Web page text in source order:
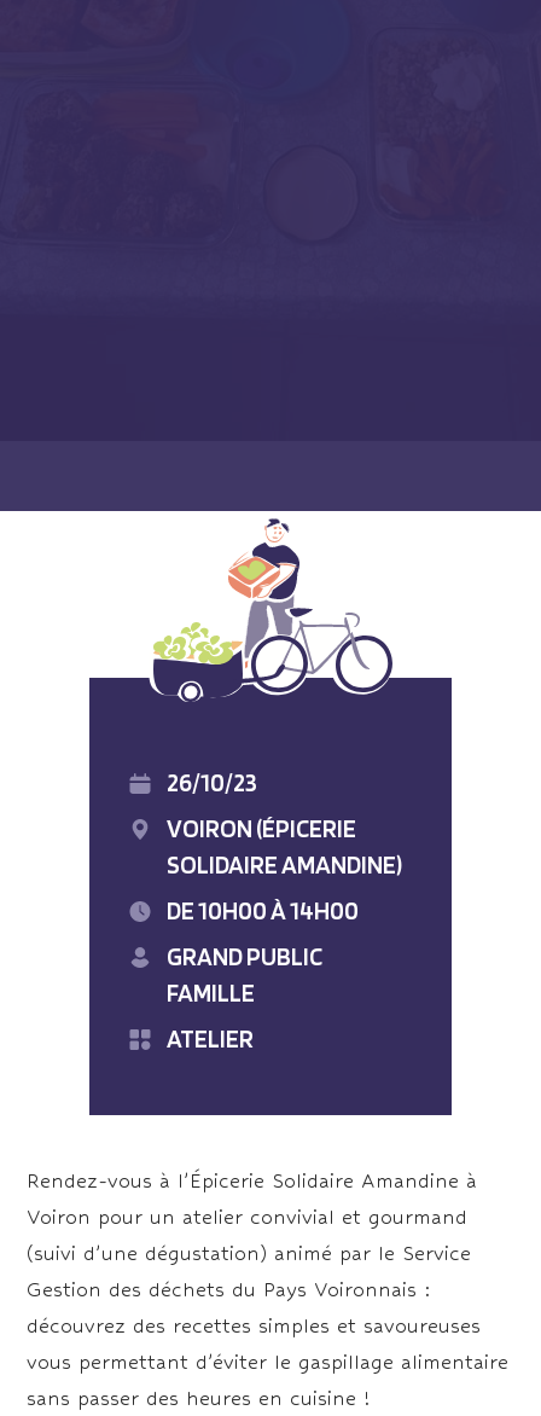
Rendez-vous à l’Épicerie Solidaire Amandine à
Voiron pour un atelier convivial et gourmand
(suivi d’une dégustation) animé par le Service
Gestion des déchets du Pays Voironnais :
découvrez des recettes simples et savoureuses
vous permettant d’éviter le gaspillage alimentaire
sans passer des heures en cuisine !
26/10/23
VOIRON (ÉPICERIE
SOLIDAIRE AMANDINE)
DE 10H00 À 14H00
GRAND PUBLIC
FAMILLE
ATELIER